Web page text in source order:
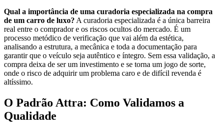
Qual a importância de uma curadoria especializada na compra
de um carro de luxo? A curadoria especializada é a única barreira
real entre o comprador e os riscos ocultos do mercado. É um
processo metódico de verificação que vai além da estética,
analisando a estrutura, a mecânica e toda a documentação para
garantir que o veículo seja autêntico e íntegro. Sem essa validação, a
compra deixa de ser um investimento e se torna um jogo de sorte,
onde o risco de adquirir um problema caro e de difícil revenda é
altíssimo.
O Padrão Attra: Como Validamos a
Qualidade